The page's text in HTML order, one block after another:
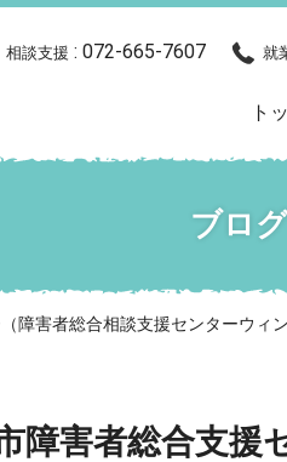
相談支援 : 072-665-7607 就
ト
ブログ
障害者総合相談支援センターウ
障害者総合支援